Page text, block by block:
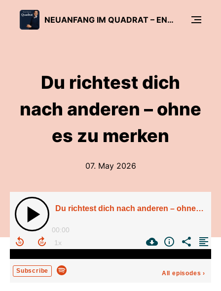
NEUANFANG IM QUADRAT – ENTSCHEIDUNGEN FÜR DEIN BERUFSLEBEN
Du richtest dich
nach anderen – ohne
es zu merken
07. May 2026
Du richtest dich nach anderen – ohne es zu merken
00:00
Subscribe All episodes ›